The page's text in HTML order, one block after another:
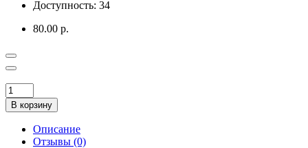
Доступность: 34
80.00 р.
В корзину
Описание
Отзывы (0)